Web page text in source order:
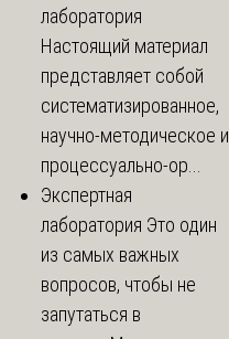
лаборатория
Настоящий материал
представляет собой
систематизированное,
научно-методическое и
процессуально-ор...
Экспертная
лаборатория Это один
из самых важных
вопросов, чтобы не
запутаться в